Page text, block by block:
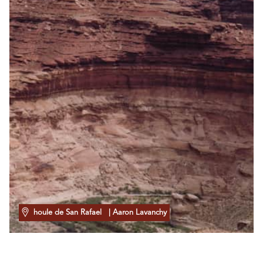
houle de San Rafael | Aaron Lavanchy